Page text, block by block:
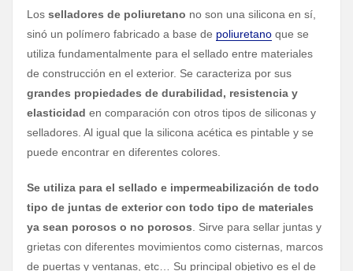
Los selladores de poliuretano no son una silicona en sí,
sinó un polímero fabricado a base de poliuretanoque se
utiliza fundamentalmente para el sellado entre materiales
de construcción en el exterior. Se caracteriza por sus
grandes propiedades de durabilidad, resistencia y
elasticidad en comparación con otros tipos de siliconas y
selladores. Al igual que la silicona acética es pintable y se
puede encontrar en diferentes colores.
Se utiliza para el sellado e impermeabilización de todo
tipo de juntas de exterior con todo tipo de materiales
ya sean porosos o no porosos. Sirve para sellar juntas y
grietas con diferentes movimientos como cisternas, marcos
de puertas y ventanas, etc… Su principal objetivo es el de